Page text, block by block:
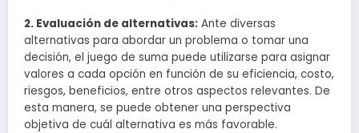
2. Evaluación de alternativas: Ante diversas
alternativas para abordar un problema o tomar una
decisión, el juego de suma puede utilizarse para asignar
valores a cada opción en función de su eficiencia, costo,
riesgos, beneficios, entre otros aspectos relevantes. De
esta manera, se puede obtener una perspectiva
objetiva de cuál alternativa es más favorable.